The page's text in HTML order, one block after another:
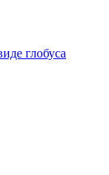
глобуса